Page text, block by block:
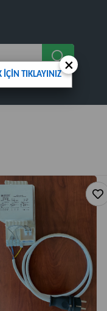
×
İÇİN TIKLAYINIZ